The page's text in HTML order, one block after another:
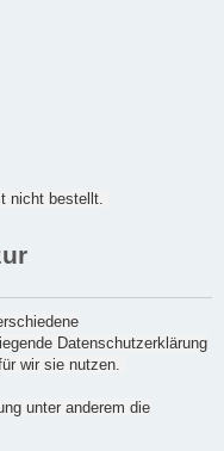
nicht bestellt.
Datenschutzerklärung
wir sie nutzen.
unter anderem die